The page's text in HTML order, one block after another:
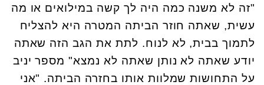
"זה לא משנה כמה היה לך קשה במילואים או מה
עשית, שאתה חוזר הביתה המטרה היא להצליח
לתמוך בבית, לא לנוח. לתת את הגב הזה שאתה
יודע שאתה לא נותן שאתה לא נמצא" מספר יניב
על התחושות שמלוות אותו בחזרה הביתה. "אני